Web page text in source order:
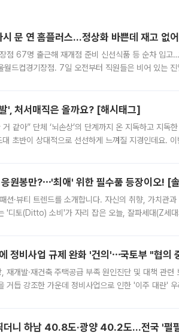
문 연 홈플러스…정상화 바쁜데 재고 없어
점 67명 출근해 재개점 준비 신선식품 등 순차 입
월드컵경기장점. 7일 오전부터 직원들은 비어 있는
', 처서매직은 올까요? [해시태그]
거 같아” 단체 ‘뇌손상’의 단계까지 온 지독하고 지
초반이 상대적으로 선선하게 느껴질 지경인데요.
원봉만?⋯'최애' 위한 필수품 등장이오! [
션·뷰티 트렌드를 소개합니다. 자신의 취향, 가치관
'디토(Ditto) 소비'가 자리 잡은 오늘, 잘파세대(Z세
정비사업 규제 완화 '건의'⋯국토부 "협의
재개발·재건축 주택공급 부족 원인진단 및 대책 관련
거듭 강조한 가운데 정비사업으로 인한 '이주 대란'
더니 하남 40.8도·광양 40.2도…전국 '펄